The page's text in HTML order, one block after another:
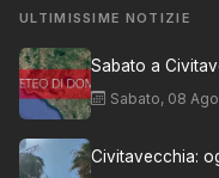
ULTIMISSIME NOTIZIE
Sabato a
Sabato, 08
Civitavecchia: